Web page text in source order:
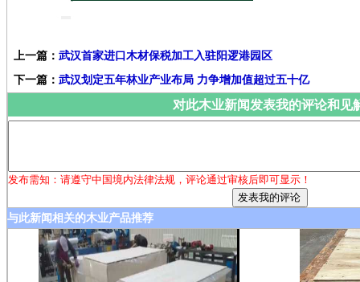
上一篇： 武汉首家进口木材保税加工入驻阳逻港园区
下一篇： 武汉划定五年林业产业布局 力争增加值超过五十亿
对此木业新闻发表我的评论和见
发布需知：请遵守中国境内法律法规，评论通过审核后即可显示！
与此新闻相关的木业产品推荐